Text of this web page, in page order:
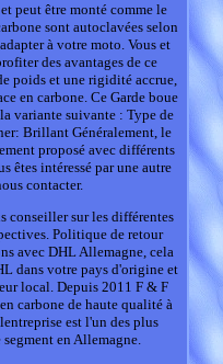
peut être monté comme le
sont autoclavées selon
à votre moto. Vous et
des avantages de ce
poids et une rigidité accrue,
en carbone. Ce Garde boue
variante suivante : Type de
Brillant Généralement, le
proposé avec différents
êtes intéressé par une autre
contacter.
conseiller sur les différentes
Politique de retour
avec DHL Allemagne, cela
dans votre pays d'origine et
local. Depuis 2011 F & F
carbone de haute qualité à
est l'un des plus
en Allemagne.